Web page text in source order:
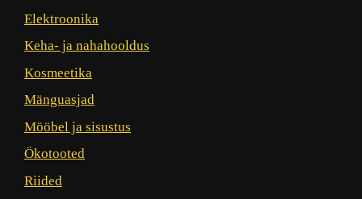
Elektroonika
Keha- ja nahahooldus
Kosmeetika
Mänguasjad
Mööbel ja sisustus
Ökotooted
Riided